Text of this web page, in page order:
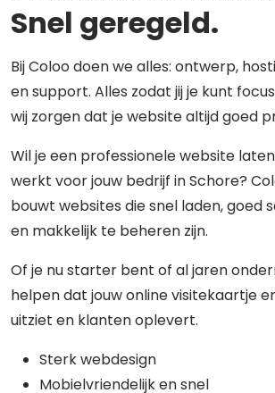
Snel geregeld.
Bij Coloo doen we alles: ontwerp,
en support. Alles zodat jij je kunt
wij zorgen dat je website altijd goed
Wil je een professionele website
werkt voor jouw bedrijf in Schore?
bouwt websites die snel laden, goed
en makkelijk te beheren zijn.
Of je nu starter bent of al jaren
helpen dat jouw online visitekaartje
uitziet en klanten oplevert.
Sterk webdesign
Mobielvriendelijk en snel